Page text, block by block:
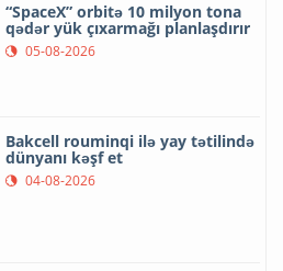
“SpaceX” orbitə 10 milyon tona
qədər yük çıxarmağı planlaşdırır
05-08-2026
Bakcell rouminqi ilə yay tətilində
dünyanı kəşf et
04-08-2026